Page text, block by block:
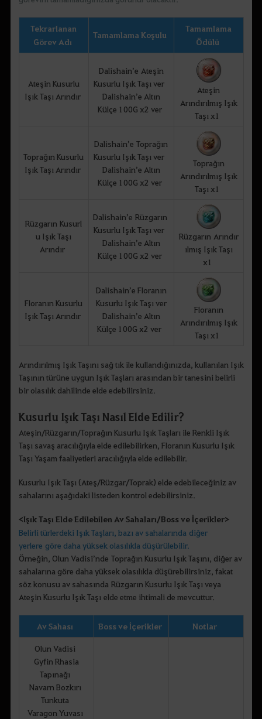
Tekrarlanan
Görev Adı
Tamamlama Koşulu
Tamamlama
Ödülü
Ateşin Kusurlu
Işık Taşı Arındır
Dalishain’e Ateşin
Kusurlu Işık Taşı ver
Dalishain’e Altın
Külçe 100G x2 ver
Ateşin
Arındırılmış Işık
Taşı x1
Toprağın Kusurlu
Işık Taşı Arındır
Dalishain’e Toprağın
Kusurlu Işık Taşı ver
Dalishain’e Altın
Külçe 100G x2 ver
Toprağın
Arındırılmış Işık
Taşı x1
Rüzgarın Kusurl
u Işık Taşı
Arındır
Dalishain’e Rüzgarın
Kusurlu Işık Taşı ver
Dalishain’e Altın
Külçe 100G x2 ver
Rüzgarın Arındır
ılmış Işık Taşı
x1
Floranın Kusurlu
Işık Taşı Arındır
Dalishain’e Floranın
Kusurlu Işık Taşı ver
Dalishain’e Altın
Külçe 100G x2 ver
Floranın
Arındırılmış Işık
Taşı x1
Arındırılmış Işık Taşını sağ tık ile kullandığınızda, kullanılan Işık
Taşının türüne uygun Işık Taşları arasından bir tanesini belirli
bir olasılık dahilinde elde edebilirsiniz.
Kusurlu Işık Taşı Nasıl Elde Edilir?
Ateşin/Rüzgarın/Toprağın Kusurlu Işık Taşları ile Renkli Işık
Taşı savaş aracılığıyla elde edilebilirken, Floranın Kusurlu Işık
Taşı Yaşam faaliyetleri aracılığıyla elde edilebilir.
Kusurlu Işık Taşı (Ateş/Rüzgar/Toprak) elde edebileceğiniz av
sahalarını aşağıdaki listeden kontrol edebilirsiniz.
<Işık Taşı Elde Edilebilen Av Sahaları/Boss ve İçerikler>
Belirli türlerdeki Işık Taşları, bazı av sahalarında diğer
yerlere göre daha yüksek olasılıkla düşürülebilir.
Örneğin, Olun Vadisi’nde Toprağın Kusurlu Işık Taşını, diğer av
sahalarına göre daha yüksek olasılıkla düşürebilirsiniz, fakat
söz konusu av sahasında Rüzgarın Kusurlu Işık Taşı veya
Ateşin Kusurlu Işık Taşı elde etme ihtimali de mevcuttur.
Av Sahası Boss ve İçerikler Notlar
Olun Vadisi
Gyfin Rhasia
Tapınağı
Navarn Bozkırı
Tunkuta
Varagon Yuvası